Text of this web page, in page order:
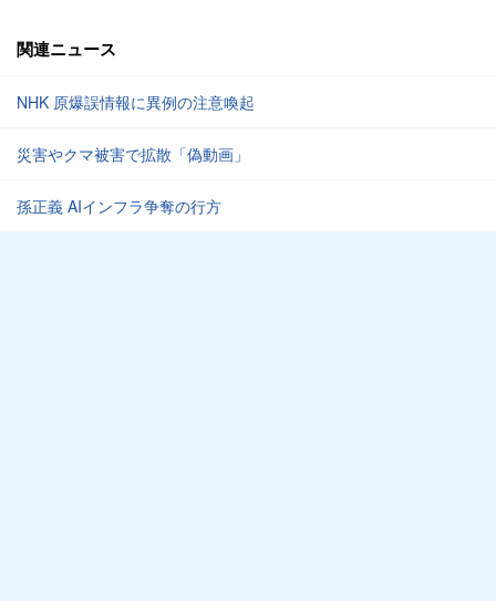
関連ニュース
NHK 原爆誤情報に異例の注意喚起
災害やクマ被害で拡散「偽動画」
孫正義 AIインフラ争奪の行方